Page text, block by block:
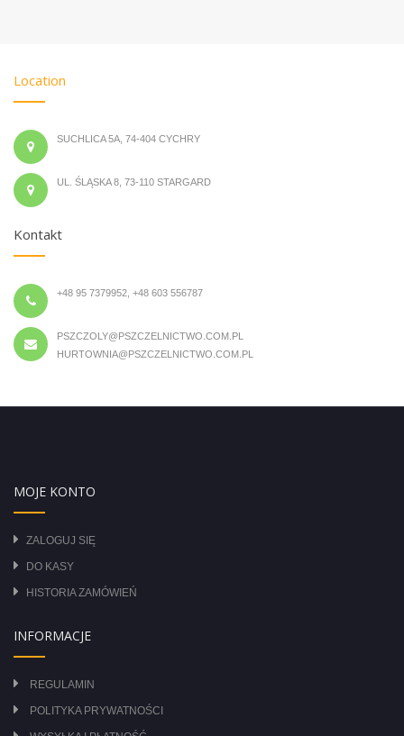
Location
SUCHLICA 5A, 74-404 CYCHRY
UL. ŚLĄSKA 8, 73-110 STARGARD
Kontakt
+48 95 7379952, +48 603 556787
PSZCZOLY@PSZCZELNICTWO.COM.PL
HURTOWNIA@PSZCZELNICTWO.COM.PL
MOJE KONTO
ZALOGUJ SIĘ
DO KASY
HISTORIA ZAMÓWIEŃ
INFORMACJE
REGULAMIN
POLITYKA PRYWATNOŚCI